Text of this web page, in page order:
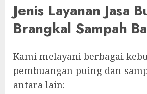
Jenis Layanan Jasa
Brangkal Sampah
Kami melayani berbagai
pembuangan puing dan
antara lain: